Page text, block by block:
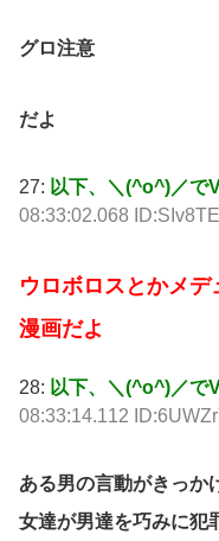
グロ注意
だよ
27: 以下、＼(^o^)／で
08:33:02.068
ウロボロスとかメ
漫画だよ
28: 以下、＼(^o^)／で
08:33:14.112
ある男の言動がきっか
女達が男達を巧みに犯